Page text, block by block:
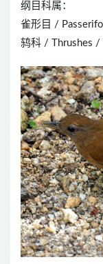
纲目科属：
雀形目 /
鸫科 / Thrushes /